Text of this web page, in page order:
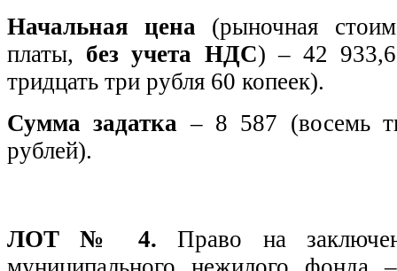
Начальная цена (рыночная
платы, без учета НДС) – 42
тридцать три рубля 60 копеек).
Сумма задатка– 8 587 (восемь
рублей).
ЛОТ № 4.Право на